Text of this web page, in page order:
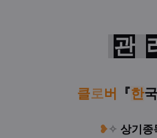
관
클로버 『한
❥ ✧ 상기종